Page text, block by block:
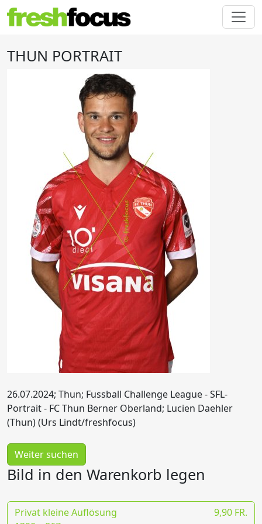
THUN PORTRAIT
26.07.2024; Thun; Fussball Challenge League - SFL-
Portrait - FC Thun Berner Oberland; Lucien Daehler
(Thun) (Urs Lindt/freshfocus)
Weiter suchen
Bild in den Warenkorb legen
Privat kleine Auflösung
9,90 FR.